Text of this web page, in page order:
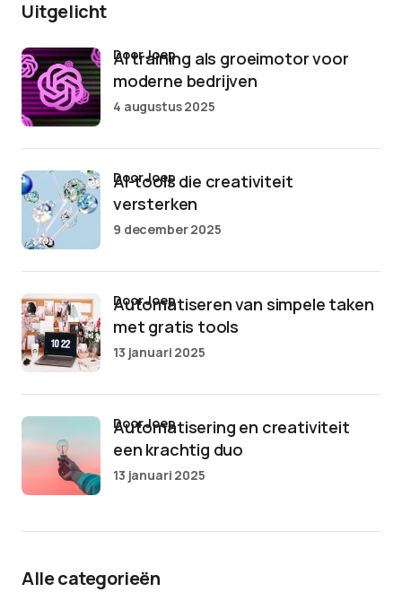
Uitgelicht
AI training als groeimotor voor
moderne bedrijven
door Joep
4 augustus 2025
AI-tools die creativiteit
versterken
door Joep
9 december 2025
Automatiseren van simpele taken
met gratis tools
door Joep
13 januari 2025
Automatisering en creativiteit
een krachtig duo
door Joep
13 januari 2025
Alle categorieën